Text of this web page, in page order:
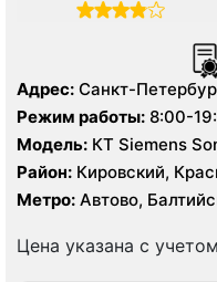
Адрес: Санкт-
Режим работы: 8:00-
Модель: КТ Siemens
Район: Кировский,
Метро: Автово,
Цена указана с